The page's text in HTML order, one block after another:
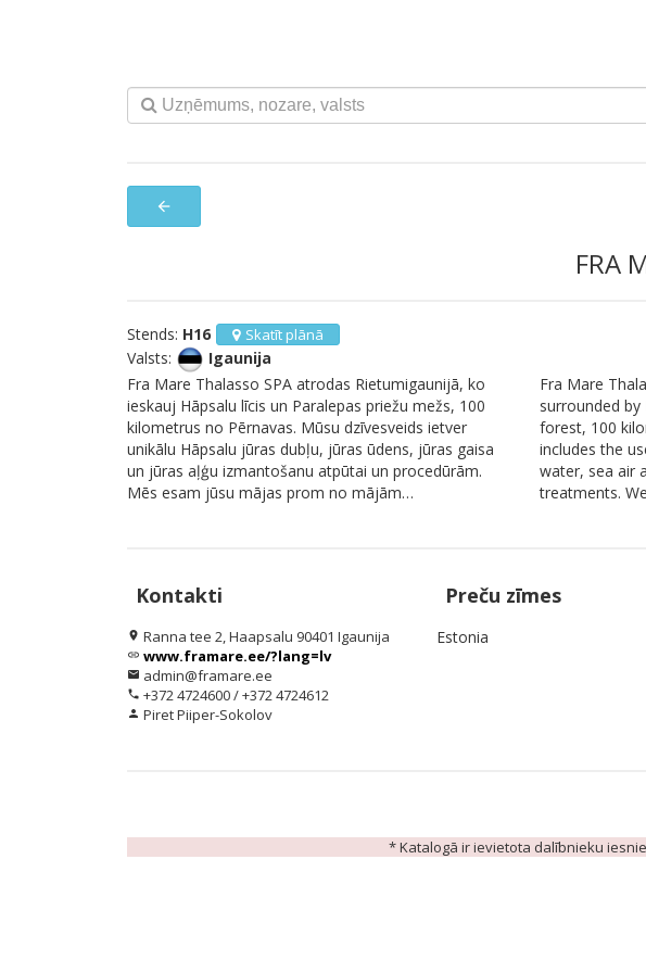
arrow_back
FRA
Stends: H16 Skatīt plānā
Valsts:
Igaunija
Fra Mare Thalasso SPA atrodas Rietumigaunijā, ko
ieskauj Hāpsalu līcis un Paralepas priežu mežs, 100
kilometrus no Pērnavas. Mūsu dzīvesveids ietver
unikālu Hāpsalu jūras dubļu, jūras ūdens, jūras gaisa
un jūras aļģu izmantošanu atpūtai un procedūrām.
Mēs esam jūsu mājas prom no mājām…
Fra Mare
surrounded by
forest, 100
includes the
water, sea air
treatments.
Kontakti
location_on Ranna tee 2, Haapsalu 90401 Igaunija
link www.framare.ee/?lang=lv
email admin@framare.ee
phone +372 4724600 / +372 4724612
person Piret Piiper-Sokolov
Preču zīmes
Estonia
* Katalogā ir ievietota dalībnieku